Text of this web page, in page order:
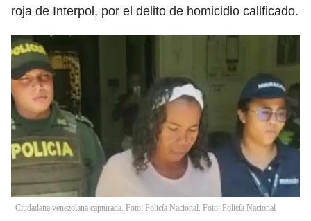
roja de Interpol, por el delito de homicidio calificado.
Ciudadana venezolana capturada. Foto: Policía Nacional. Foto: Policía Nacional